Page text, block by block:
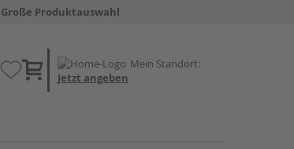
Große Produktauswahl
Mein Standort:
Jetzt angeben